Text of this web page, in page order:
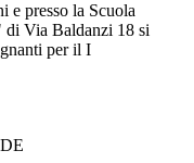
e presso la Scuola
di Via Baldanzi 18 si
per il I